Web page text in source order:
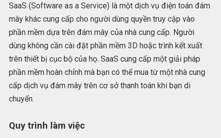
SaaS (Software as a Service) là một dịch vụ điện toán đám
mây khác cung cấp cho người dùng quyền truy cập vào
phần mềm dựa trên đám mây của nhà cung cấp. Người
dùng không cần cài đặt phần mềm 3D hoặc trình kết xuất
trên thiết bị cục bộ của họ. SaaS cung cấp một giải pháp
phần mềm hoàn chỉnh mà bạn có thể mua từ một nhà cung
cấp dịch vụ đám mây trên cơ sở thanh toán khi bạn di
chuyển.
Quy trình làm việc